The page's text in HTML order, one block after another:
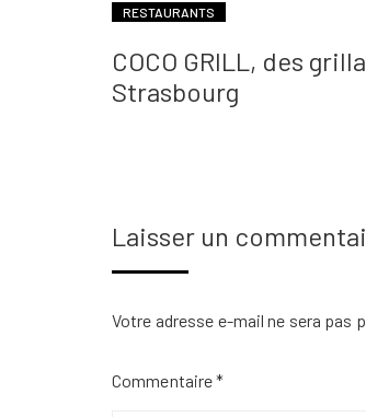
RESTAURANTS
COCO GRILL, des
Strasbourg
Laisser un
Votre adresse e-mail ne sera pas
Commentaire*